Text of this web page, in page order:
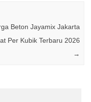
Beton Jayamix Jakarta
Per Kubik Terbaru 2026
→